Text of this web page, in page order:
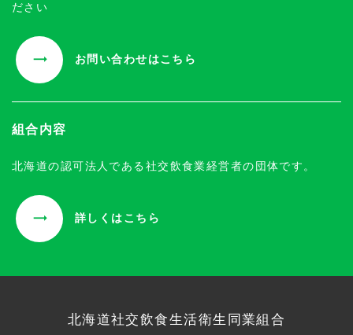
ださい
お問い合わせはこちら
組合内容
北海道の認可法人である社交飲食業経営者の団体です。
詳しくはこちら
北海道社交飲食生活衛生同業組合